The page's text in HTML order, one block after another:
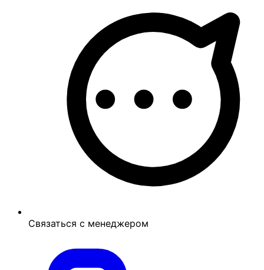
Связаться с менеджером